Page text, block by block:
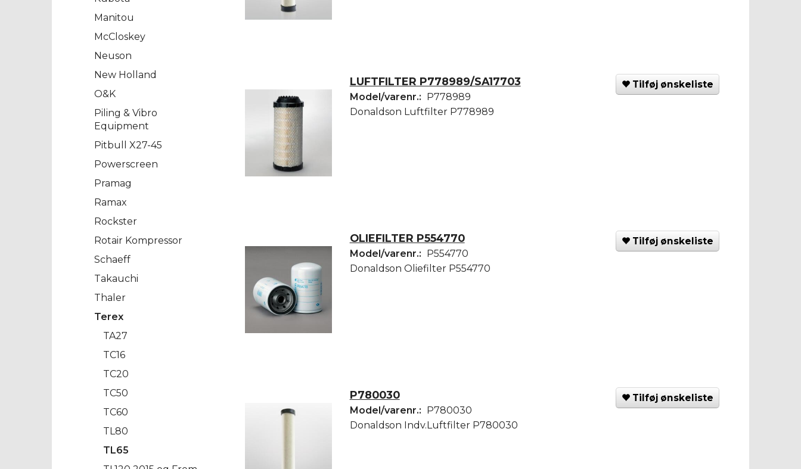
Manitou
McCloskey
Neuson
New Holland
O&K
Piling & Vibro
Equipment
Pitbull X27-45
Powerscreen
Pramag
Ramax
Rockster
Rotair Kompressor
Schaeff
Takauchi
Thaler
Terex
TA27
TC16
TC20
TC50
TC60
TL80
TL65
LUFTFILTER P778989/SA17703
Model/varenr.: P778989
Donaldson Luftfilter P778989
Tilføj ønskeliste
OLIEFILTER P554770
Model/varenr.: P554770
Donaldson Oliefilter P554770
Tilføj ønskeliste
P780030
Model/varenr.: P780030
Donaldson Indv.Luftfilter P780030
Tilføj ønskeliste